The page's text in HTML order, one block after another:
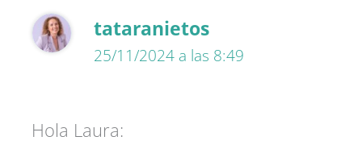
tataranietos
25/11/2024 a las 8:49
Hola Laura: